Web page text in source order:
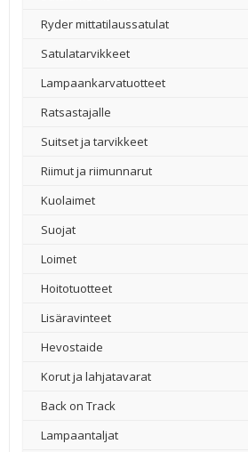
Ryder mittatilaussatulat
Satulatarvikkeet
–
Lampaankarvatuotteet
Ratsastajalle
Suitset ja tarvikkeet
Riimut ja riimunnarut
Kuolaimet
Suojat
Loimet
Hoitotuotteet
Lisäravinteet
Hevostaide
Korut ja lahjatavarat
Back on Track
Lampaantaljat